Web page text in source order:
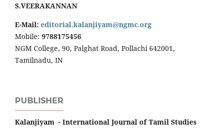
S.VEERAKANNAN
E-Mail: editorial.kalanjiyam@ngmc.org
Mobile: 9788175456
NGM College, 90, Palghat Road, Pollachi 642001,
Tamilnadu, IN
PUBLISHER
Kalanjiyam - International Journal of Tamil Studies